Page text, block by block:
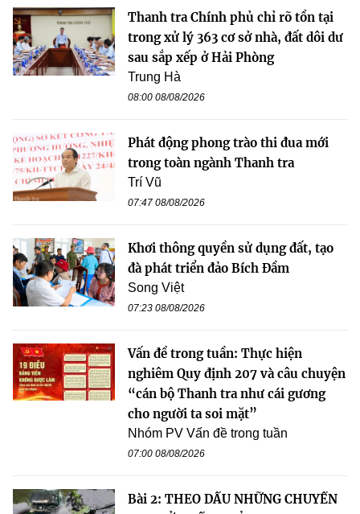
Thanh tra Chính phủ chỉ rõ tồn tại
trong xử lý 363 cơ sở nhà, đất dôi dư
sau sắp xếp ở Hải Phòng
Trung Hà
08:00 08/08/2026
Phát động phong trào thi đua mới
trong toàn ngành Thanh tra
Trí Vũ
07:47 08/08/2026
Khơi thông quyền sử dụng đất, tạo
đà phát triển đảo Bích Đầm
Song Việt
07:23 08/08/2026
Vấn đề trong tuần: Thực hiện
nghiêm Quy định 207 và câu chuyện
“cán bộ Thanh tra như cái gương
cho người ta soi mặt”
Nhóm PV Vấn đề trong tuần
07:00 08/08/2026
Bài 2: THEO DẤU NHỮNG CHUYẾN